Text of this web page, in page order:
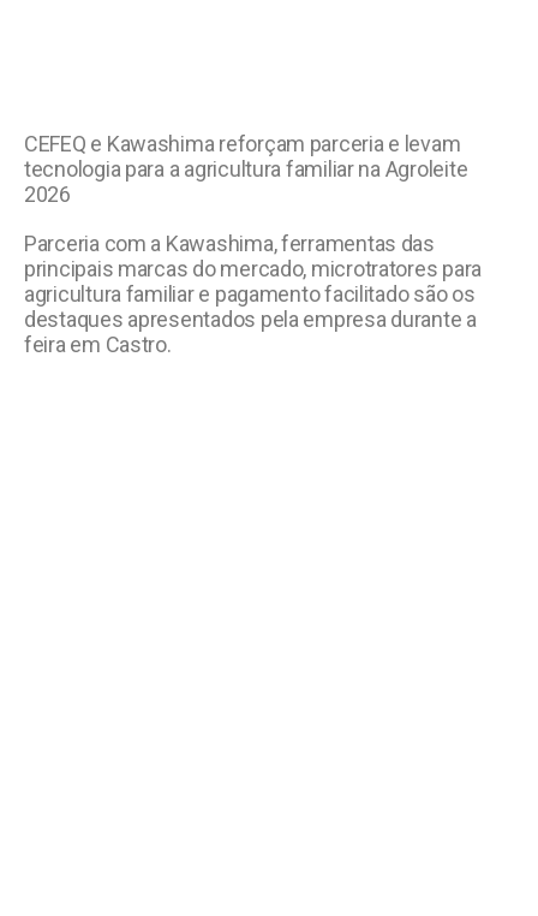
CEFEQ e Kawashima reforçam parceria e levam
tecnologia para a agricultura familiar na Agroleite
2026
Parceria com a Kawashima, ferramentas das
principais marcas do mercado, microtratores para
agricultura familiar e pagamento facilitado são os
destaques apresentados pela empresa durante a
feira em Castro.